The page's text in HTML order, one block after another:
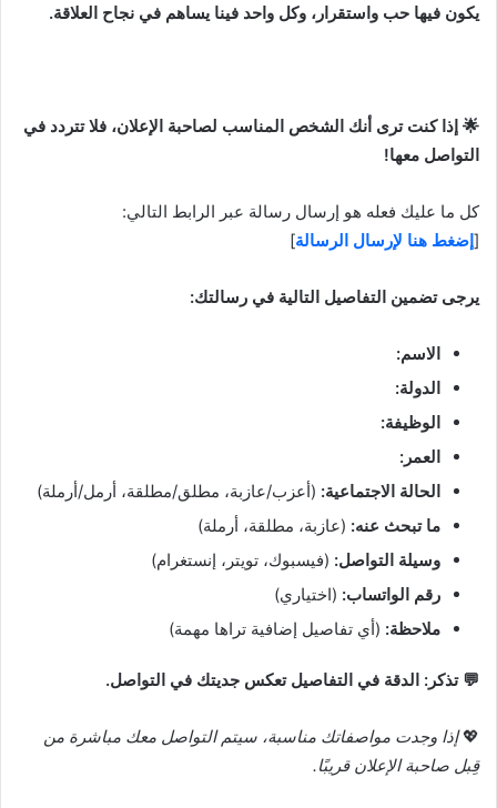
يكون فيها حب واستقرار، وكل واحد فينا يساهم في نجاح العلاقة.
🌟 إذا كنت ترى أنك الشخص المناسب لصاحبة الإعلان، فلا تتردد في
التواصل معها!
كل ما عليك فعله هو إرسال رسالة عبر الرابط التالي:
[إضغط هنا لإرسال الرسالة]
يرجى تضمين التفاصيل التالية في رسالتك:
الاسم:
الدولة:
الوظيفة:
العمر:
الحالة الاجتماعية: (أعزب/عازبة، مطلق/مطلقة، أرمل/أرملة)
ما تبحث عنه: (عازبة، مطلقة، أرملة)
وسيلة التواصل: (فيسبوك، تويتر، إنستغرام)
رقم الواتساب: (اختياري)
ملاحظة: (أي تفاصيل إضافية تراها مهمة)
💬 تذكر: الدقة في التفاصيل تعكس جديتك في التواصل.
💖إذا وجدت مواصفاتك مناسبة، سيتم التواصل معك مباشرة من
قِبل صاحبة الإعلان قريبًا.